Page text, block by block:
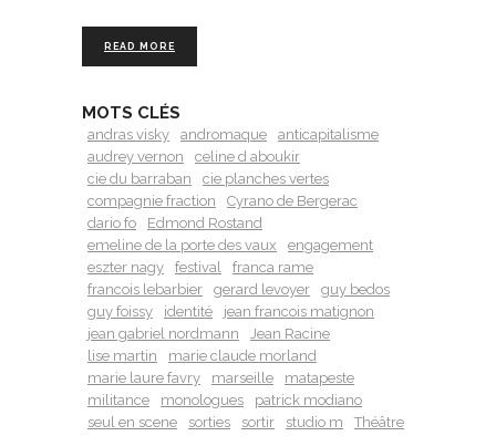
READ MORE
MOTS CLÉS
andras visky andromaque
anticapitalisme
audrey vernon
celine d aboukir
cie du barraban
cie planches vertes
compagnie fraction
Cyrano de Bergerac
dario fo
Edmond Rostand
emeline de la porte des vaux
engagement
eszter nagy
festival
franca rame
francois lebarbier
gerard levoyer
guy bedos
guy foissy
identité
jean francois matignon
jean gabriel nordmann
Jean Racine
lise martin
marie claude morland
marie laure favry
marseille
matapeste
militance
monologues
patrick modiano
seul en scene
sorties sortir studio m Théâtre